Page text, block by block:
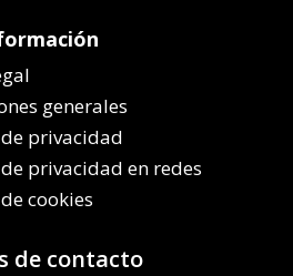
generales
privacidad
privacidad en redes
cookies
de contacto